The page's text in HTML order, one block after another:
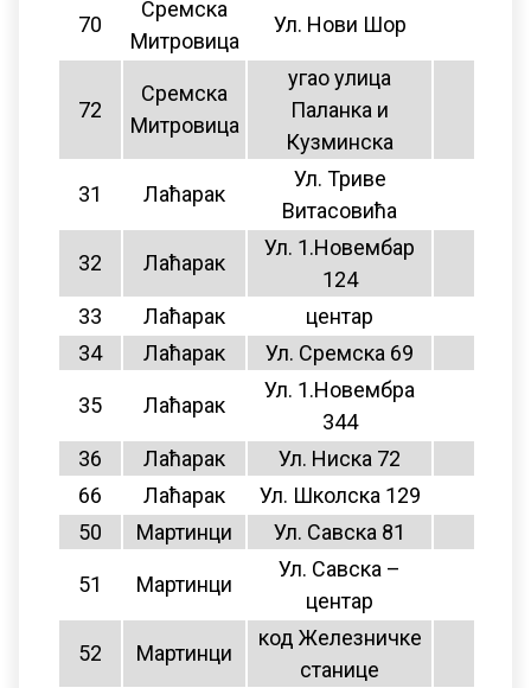
70
Сремска
Митровица
Ул. Нови Шор
72
Сремска
Митровица
угао улица
Паланка и
Кузминска
31 Лаћарак
Ул. Триве
Витасовића
32 Лаћарак
Ул. 1.Новембар
124
33 Лаћарак центар
34
Лаћарак Ул. Сремска 69
35 Лаћарак
Ул. 1.Новембра
344
36 Лаћарак Ул. Ниска 72
66
Лаћарак Ул. Школска 129
50
Мартинци Ул. Савска 81
51 Мартинци
Ул. Савска –
центар
52 Мартинци
код Железничке
станице